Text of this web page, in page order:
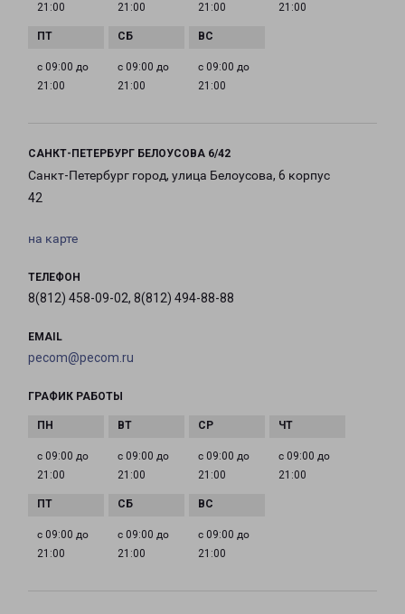
21:00
21:00
21:00
21:00
с 09:00 до
21:00
с 09:00 до
21:00
с 09:00 до
21:00
САНКТ-ПЕТЕРБУРГ БЕЛОУСОВА 6/42
Санкт-Петербург город, улица Белоусова, 6 корпус
42
на карте
ТЕЛЕФОН
8(812) 458-09-02, 8(812) 494-88-88
EMAIL
pecom@pecom.ru
ГРАФИК РАБОТЫ
с 09:00 до
21:00
с 09:00 до
21:00
с 09:00 до
21:00
с 09:00 до
21:00
с 09:00 до
21:00
с 09:00 до
21:00
с 09:00 до
21:00